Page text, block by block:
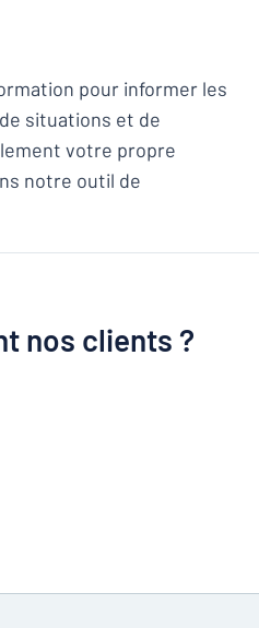
pour informer les
situations et de
votre propre
notre outil de
nos clients ?